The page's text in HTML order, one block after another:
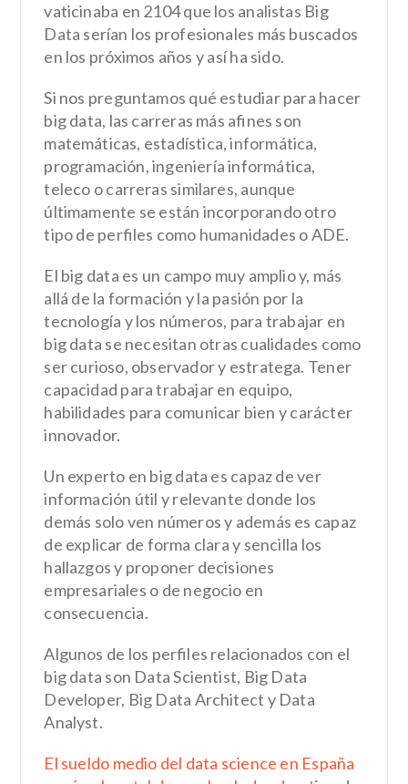
vaticinaba en 2104 que los analistas Big
Data serían los profesionales más buscados
en los próximos años y así ha sido.
Si nos preguntamos qué estudiar para hacer
big data, las carreras más afines son
matemáticas, estadística, informática,
programación, ingeniería informática,
teleco o carreras similares, aunque
últimamente se están incorporando otro
tipo de perfiles como humanidades o ADE.
El big data es un campo muy amplio y, más
allá de la formación y la pasión por la
tecnología y los números, para trabajar en
big data se necesitan otras cualidades como
ser curioso, observador y estratega. Tener
capacidad para trabajar en equipo,
habilidades para comunicar bien y carácter
innovador.
Un experto en big data es capaz de ver
información útil y relevante donde los
demás solo ven números y además es capaz
de explicar de forma clara y sencilla los
hallazgos y proponer decisiones
empresariales o de negocio en
consecuencia.
Algunos de los perfiles relacionados con el
big data son Data Scientist, Big Data
Developer, Big Data Architect y Data
Analyst.
El sueldo medio del data science en España